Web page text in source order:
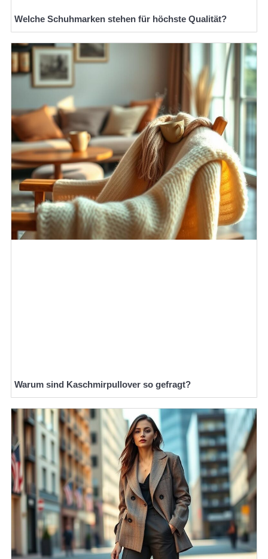
Welche Schuhmarken stehen für höchste Qualität?
Warum sind Kaschmirpullover so gefragt?